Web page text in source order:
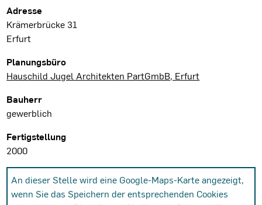
Projektdaten
Adresse
Krämerbrücke 31
Erfurt
Planungsbüro
Hauschild Jugel Architekten PartGmbB, Erfurt
Bauherr
gewerblich
Fertigstellung
2000
An dieser Stelle wird eine Google-Maps-Karte angezeigt,
wenn Sie das Speichern der entsprechenden Cookies